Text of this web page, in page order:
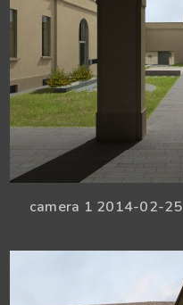
camera 1 2014-02-25